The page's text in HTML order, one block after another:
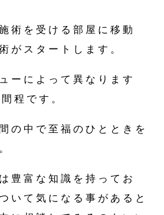
術を受ける部屋に移動
がスタートします。
ーによって異なります
程です。
の中で至福のひとときを
豊富な知識を持ってお
いて気になる事があると